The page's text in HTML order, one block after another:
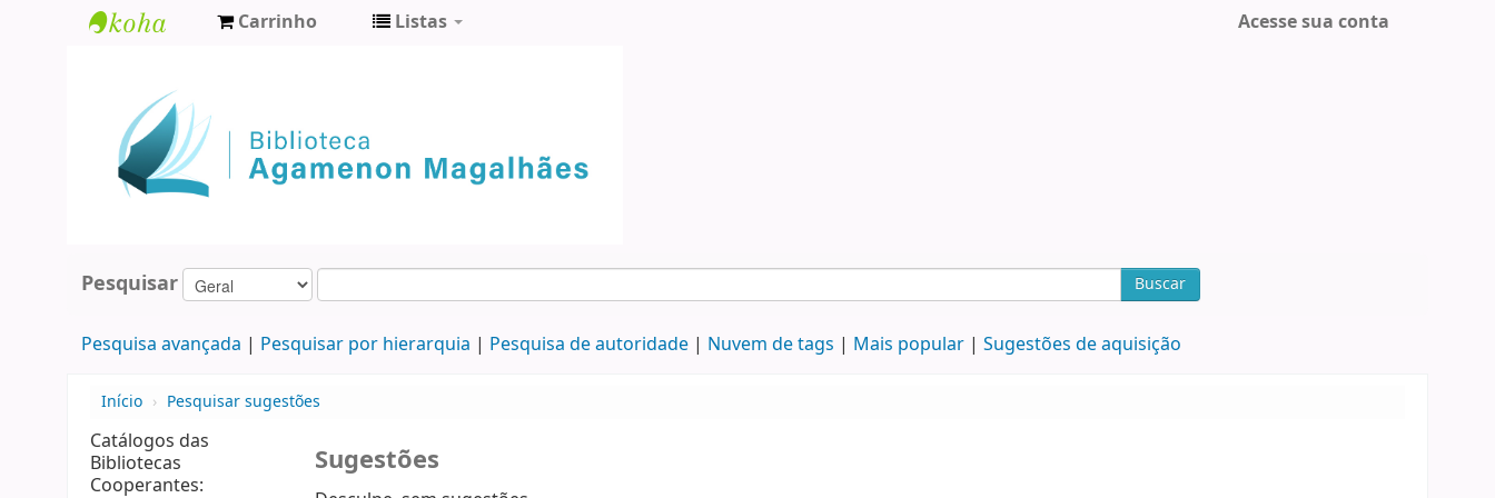
Agamenon
Magalhães
Carrinho Listas Acesse sua conta
Pesquisar Buscar
Pesquisa avançada Pesquisar por hierarquia Pesquisa de autoridade Nuvem de tags Mais popular Sugestões de aquisição
Início › Pesquisar sugestões
Catálogos das
Bibliotecas
Cooperantes:
Sugestões